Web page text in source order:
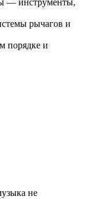
— инструменты,
рычагов и
порядке и
не